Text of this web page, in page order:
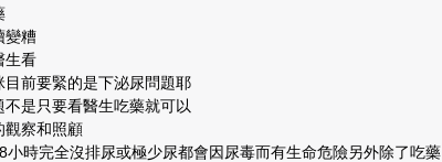
變糟
生看
目前要緊的是下泌尿問題耶
不是只要看醫生吃藥就可以
觀察和照顧
小時完全沒排尿或極少尿都會因尿毒而有生命危險另外除了吃藥